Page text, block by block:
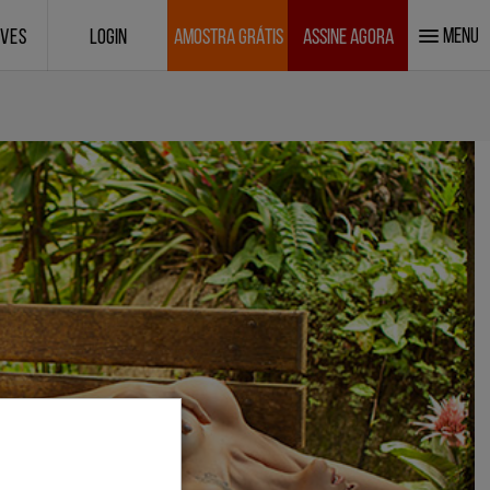
LOGIN AMOSTRA GRÁTIS ASSINE AGORA MENU